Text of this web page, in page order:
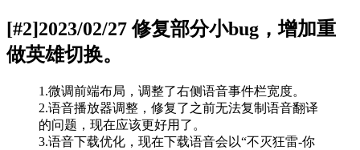
[#2]2023/02/27 修复部分小bug，增加重
做英雄切换。
1.微调前端布局，调整了右侧语音事件栏宽度。
2.语音播放器调整，修复了之前无法复制语音翻译
的问题，现在应该更好用了。
3.语音下载优化，现在下载语音会以“不灭狂雷-你